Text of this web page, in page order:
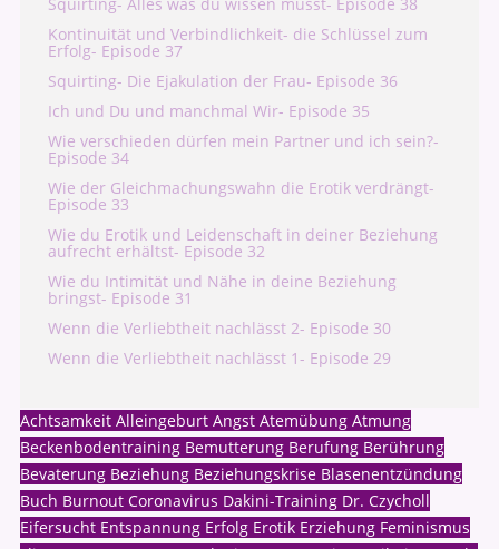
Kontinuität und Verbindlichkeit- die Schlüssel zum
Erfolg- Episode 37
Squirting- Die Ejakulation der Frau- Episode 36
Ich und Du und manchmal Wir- Episode 35
Wie verschieden dürfen mein Partner und ich sein?-
Episode 34
Wie der Gleichmachungswahn die Erotik verdrängt-
Episode 33
Wie du Erotik und Leidenschaft in deiner Beziehung
aufrecht erhältst- Episode 32
Wie du Intimität und Nähe in deine Beziehung
bringst- Episode 31
Wenn die Verliebtheit nachlässt 2- Episode 30
Wenn die Verliebtheit nachlässt 1- Episode 29
Achtsamkeit Alleingeburt Angst Atemübung Atmung
Beckenbodentraining Bemutterung Berufung Berührung
Bevaterung Beziehung Beziehungskrise Blasenentzündung
Buch Burnout Coronavirus Dakini-Training Dr. Czycholl
Eifersucht Entspannung Erfolg Erotik Erziehung Feminismus